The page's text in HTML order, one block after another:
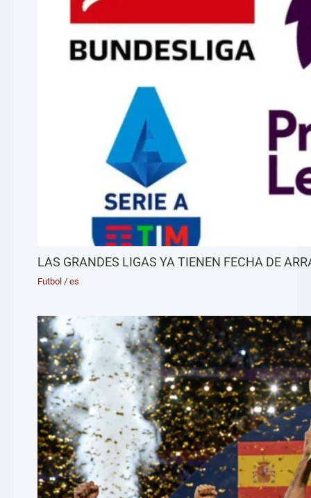
LAS GRANDES LIGAS YA TIENEN FECHA DE
Futbol /es